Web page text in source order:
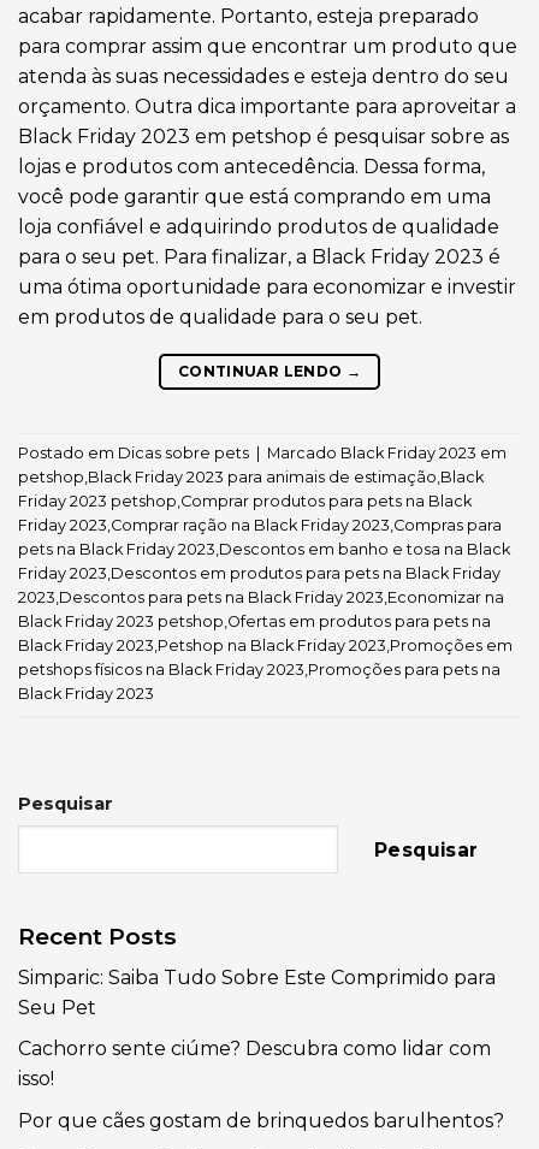
acabar rapidamente. Portanto, esteja preparado
para comprar assim que encontrar um produto que
atenda às suas necessidades e esteja dentro do seu
orçamento. Outra dica importante para aproveitar a
Black Friday 2023 em petshop é pesquisar sobre as
lojas e produtos com antecedência. Dessa forma,
você pode garantir que está comprando em uma
loja confiável e adquirindo produtos de qualidade
para o seu pet. Para finalizar, a Black Friday 2023 é
uma ótima oportunidade para economizar e investir
em produtos de qualidade para o seu pet.
CONTINUAR LENDO →
Postado em Dicas sobre pets Marcado Black Friday 2023 em
petshop,Black Friday 2023 para animais de estimação,Black
Friday 2023 petshop,Comprar produtos para pets na Black
Friday 2023,Comprar ração na Black Friday 2023,Compras para
pets na Black Friday 2023,Descontos em banho e tosa na Black
Friday 2023,Descontos em produtos para pets na Black Friday
2023,Descontos para pets na Black Friday 2023,Economizar na
Black Friday 2023 petshop,Ofertas em produtos para pets na
Black Friday 2023,Petshop na Black Friday 2023,Promoções em
petshops físicos na Black Friday 2023,Promoções para pets na
Black Friday 2023
Pesquisar
Pesquisar
Recent Posts
Simparic: Saiba Tudo Sobre Este Comprimido para
Seu Pet
Cachorro sente ciúme? Descubra como lidar com
isso!
Por que cães gostam de brinquedos barulhentos?